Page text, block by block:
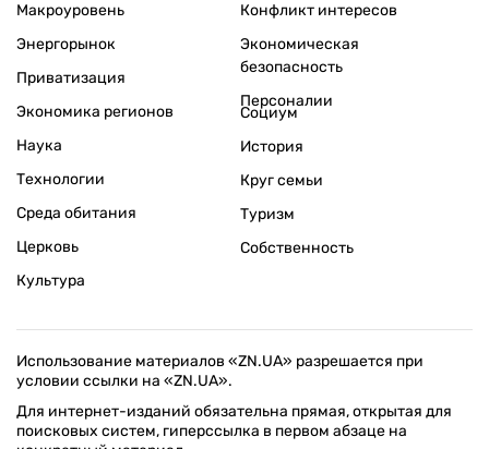
Макроуровень
Энергорынок
Приватизация
Экономика регионов
Конфликт интересов
Экономическая
безопасность
Персоналии
Наука
Технологии
Среда обитания
Церковь
Культура
Социум
История
Круг семьи
Туризм
Собственность
Использование материалов «ZN.UA» разрешается при
условии ссылки на «ZN.UA».
Для интернет-изданий обязательна прямая, открытая для
поисковых систем, гиперссылка в первом абзаце на